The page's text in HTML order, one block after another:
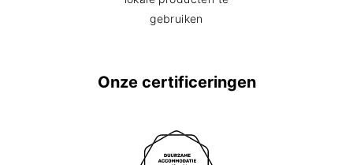
gebruiken
Onze certificeringen